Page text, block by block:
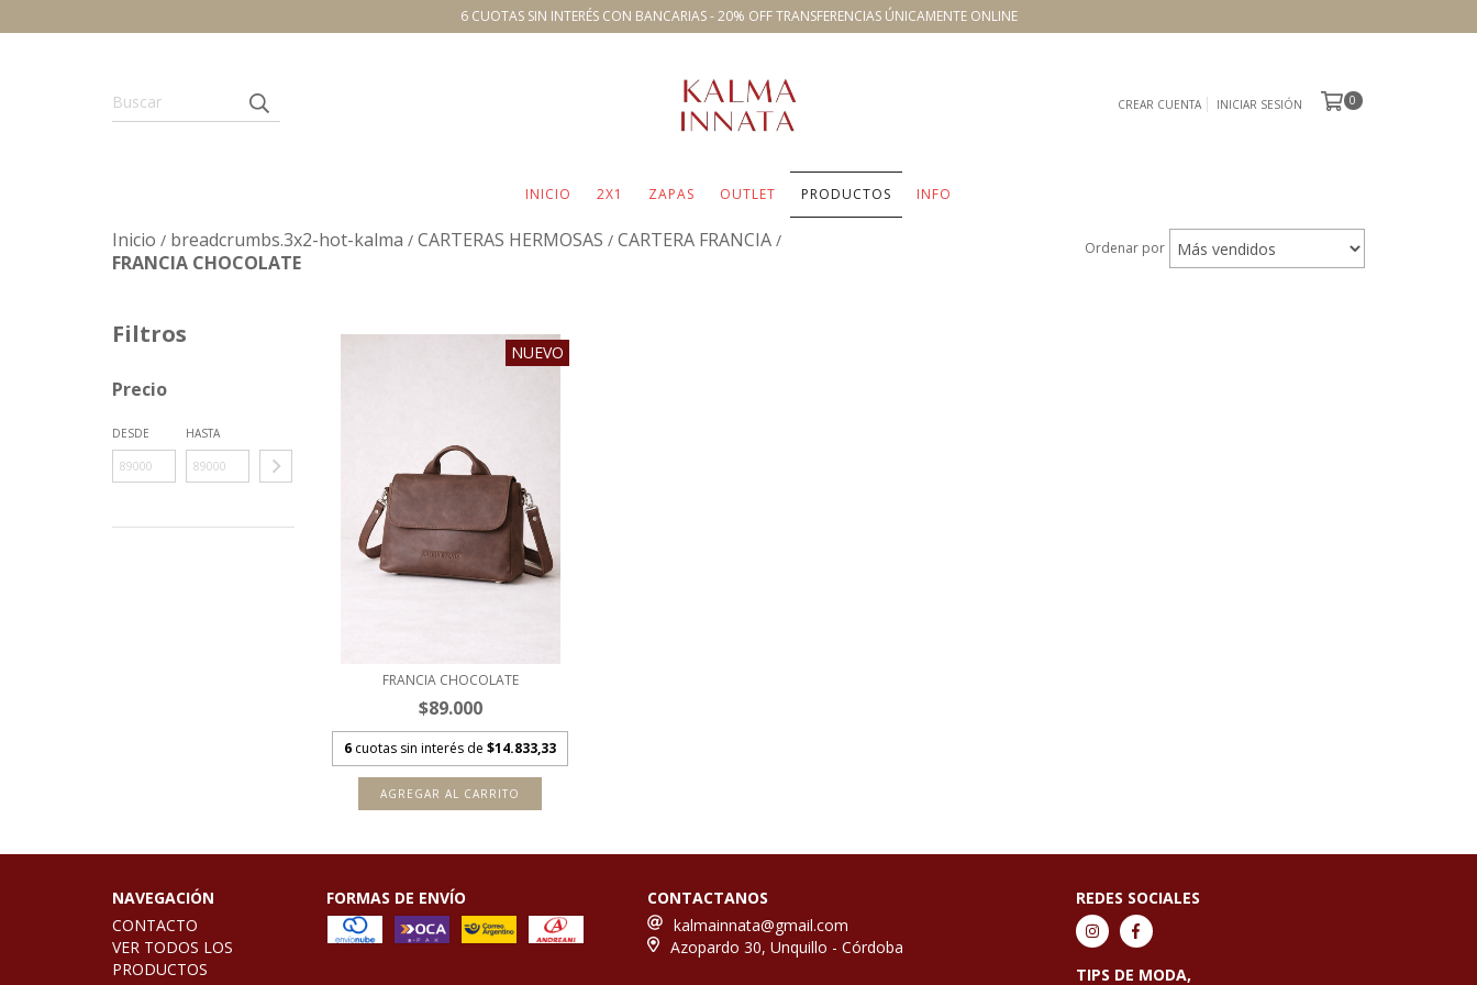
6 CUOTAS SIN INTERÉS CON BANCARIAS - 20% OFF TRANSFERENCIAS ÚNICAMENTE ONLINE
CREAR CUENTA INICIAR SESIÓN 0
INICIO 2X1 ZAPAS OUTLET PRODUCTOS INFO
Inicio / breadcrumbs.3x2-hot-kalma / CARTERAS HERMOSAS / CARTERA FRANCIA /
FRANCIA CHOCOLATE
Ordenar por
Filtros
Precio
DESDE HASTA
NUEVO
FRANCIA CHOCOLATE
$89.000
6 cuotas sin interés de$14.833,33
NAVEGACIÓN
CONTACTO
VER TODOS LOS
PRODUCTOS
FORMAS DE ENVÍO
CONTACTANOS
kalmainnata@gmail.com
Azopardo 30, Unquillo - Córdoba
REDES SOCIALES
TIPS DE MODA,